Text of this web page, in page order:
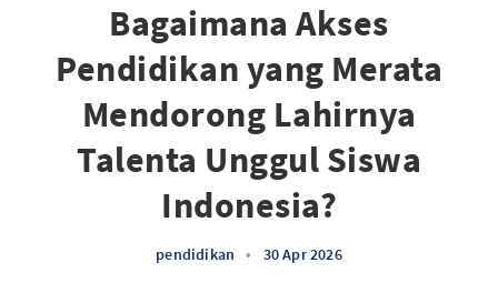
Bagaimana Akses
Pendidikan yang Merata
Mendorong Lahirnya
Talenta Unggul Siswa
Indonesia?
pendidikan • 30 Apr 2026